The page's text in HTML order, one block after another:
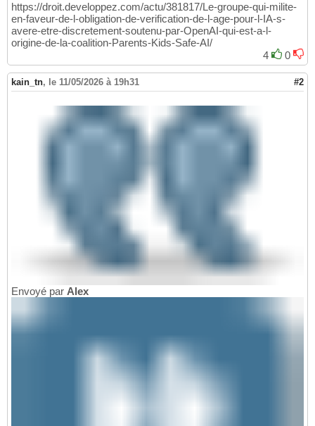
https://droit.developpez.com/actu/381817/Le-groupe-qui-milite-
en-faveur-de-l-obligation-de-verification-de-l-age-pour-l-IA-s-
avere-etre-discretement-soutenu-par-OpenAI-qui-est-a-l-
origine-de-la-coalition-Parents-Kids-Safe-AI/
4
0
kain_tn, le 11/05/2026 à 19h31 #2
Envoyé par Alex